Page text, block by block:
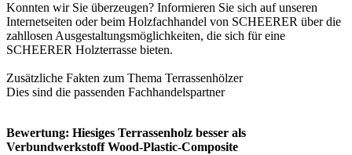
Konnten wir Sie überzeugen? Informieren Sie sich auf unseren
Internetseiten oder beim Holzfachhandel von SCHEERER über die
zahllosen Ausgestaltungsmöglichkeiten, die sich für eine
SCHEERER Holzterrasse bieten.
Zusätzliche Fakten zum Thema Terrassenhölzer
Dies sind die passenden Fachhandelspartner
Bewertung: Hiesiges Terrassenholz besser als
Verbundwerkstoff Wood-Plastic-Composite